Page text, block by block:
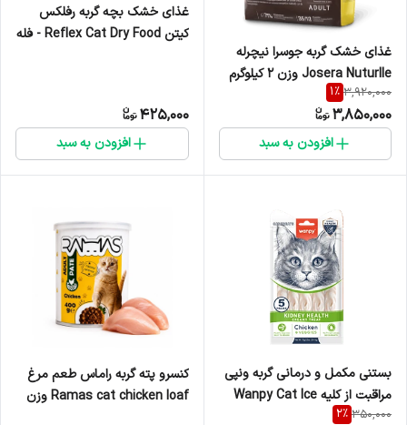
غذای خشک گربه جوسرا نیچرله
Josera Nuturlle وزن 2 کیلوگرم
3,920,000
1%
3,850,000
افزودن به سبد
غذای خشک بچه گربه رفلکس
کیتن Reflex Cat Dry Food - فله
425,000
افزودن به سبد
بستنی مکمل و درمانی گربه ونپی
مراقبت از کلیه Wanpy Cat Ice
350,000
2%
کنسرو پته گربه راماس طعم مرغ
Ramas cat chicken loaf وزن